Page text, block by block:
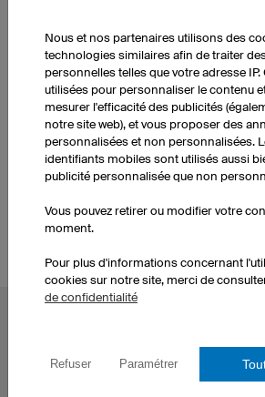
enfants
Shorts de basketball
femmes
Chaussettes
Nous et nos partenaires utilisons des
technologies similaires afin de traiter
personnelles telles que votre adresse
utilisées pour personnaliser le contenu
mesurer l'efficacité des publicités
notre site web), et vous proposer des
personnalisées et non personnalisées.
identifiants mobiles sont utilisés aussi
publicité personnalisée que non
Vous pouvez retirer ou modifier votre
moment.
Pour plus d'informations concernant
cookies sur notre site, merci de
de confidentialité
Refuser Paramétrer